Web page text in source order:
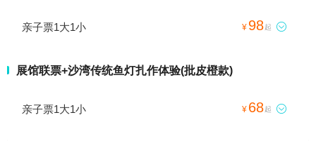
亲子票1大1小 ¥ 98起 
展馆联票+沙湾传统鱼灯扎作体验(批皮橙款)
亲子票1大1小 ¥ 68起 